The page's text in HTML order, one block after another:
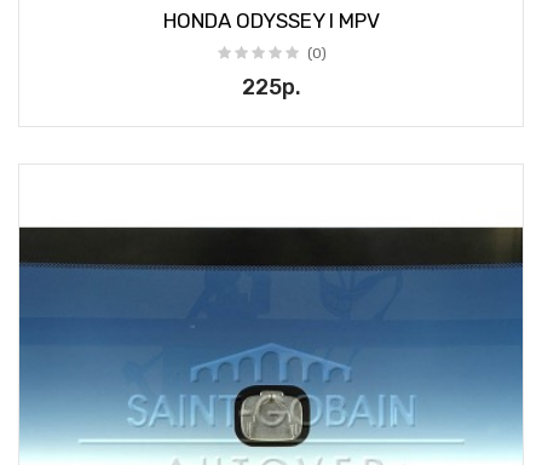
HONDA ODYSSEY I MPV
(0)
225р.